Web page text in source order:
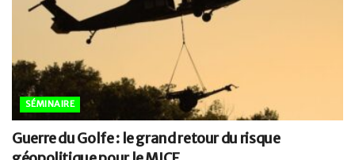
SÉMINAIRE
Guerre du Golfe : le grand retour du risque